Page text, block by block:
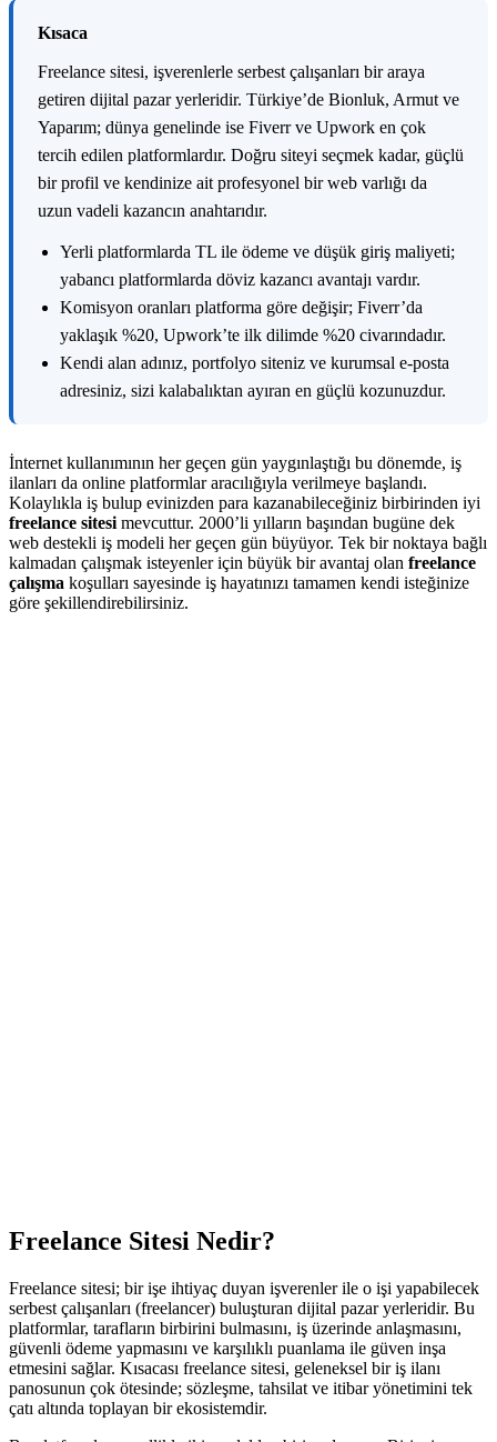
Kısaca
Freelance sitesi, işverenlerle serbest çalışanları bir araya
getiren dijital pazar yerleridir. Türkiye’de Bionluk, Armut ve
Yaparım; dünya genelinde ise Fiverr ve Upwork en çok
tercih edilen platformlardır. Doğru siteyi seçmek kadar, güçlü
bir profil ve kendinize ait profesyonel bir web varlığı da
uzun vadeli kazancın anahtarıdır.
Yerli platformlarda TL ile ödeme ve düşük giriş maliyeti;
yabancı platformlarda döviz kazancı avantajı vardır.
Komisyon oranları platforma göre değişir; Fiverr’da
yaklaşık %20, Upwork’te ilk dilimde %20 civarındadır.
Kendi alan adınız, portfolyo siteniz ve kurumsal e-posta
adresiniz, sizi kalabalıktan ayıran en güçlü kozunuzdur.
İnternet kullanımının her geçen gün yaygınlaştığı bu dönemde, iş
ilanları da online platformlar aracılığıyla verilmeye başlandı.
Kolaylıkla iş bulup evinizden para kazanabileceğiniz birbirinden iyi
freelance sitesi mevcuttur. 2000’li yılların başından bugüne dek
web destekli iş modeli her geçen gün büyüyor. Tek bir noktaya bağlı
kalmadan çalışmak isteyenler için büyük bir avantaj olan freelance
çalışma koşulları sayesinde iş hayatınızı tamamen kendi isteğinize
göre şekillendirebilirsiniz.
Freelance Sitesi Nedir?
Freelance sitesi; bir işe ihtiyaç duyan işverenler ile o işi yapabilecek
serbest çalışanları (freelancer) buluşturan dijital pazar yerleridir. Bu
platformlar, tarafların birbirini bulmasını, iş üzerinde anlaşmasını,
güvenli ödeme yapmasını ve karşılıklı puanlama ile güven inşa
etmesini sağlar. Kısacası freelance sitesi, geleneksel bir iş ilanı
panosunun çok ötesinde; sözleşme, tahsilat ve itibar yönetimini tek
çatı altında toplayan bir ekosistemdir.